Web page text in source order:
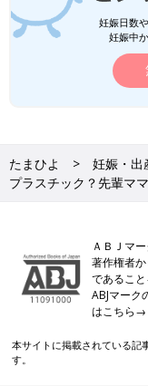
妊娠日数
妊娠中
たまひよ 妊娠・出
プラスチック？先輩マ
ＡＢＪマ
著作権者
であるこ
ABJマーク
はこち
本サイトに掲載されている記
す。